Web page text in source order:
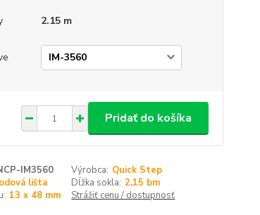
2.15 m
Pridať do košíka
IM3560 Výrobca: Quick Step
lišta Dĺžka sokla: 2,15 bm
13 x 48 mm Strážiť cenu / dostupnosť